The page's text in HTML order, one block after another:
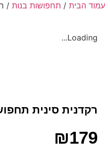
עמוד הבית / תחפושות בנות /
Loading...
רקדנית סינית
₪179